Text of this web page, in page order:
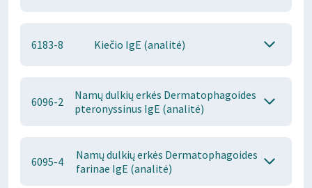
6183-8 Kiečio IgE (analitė)
6096-2
Namų dulkių erkės Dermatophagoides
pteronyssinus IgE (analitė)
6095-4
Namų dulkių erkės Dermatophagoides
farinae IgE (analitė)